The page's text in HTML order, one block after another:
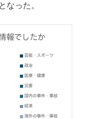
なった。